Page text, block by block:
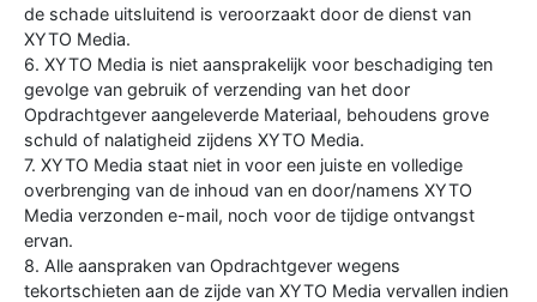
de schade uitsluitend is veroorzaakt door de dienst van
XYTO Media.
6. XYTO Media is niet aansprakelijk voor beschadiging ten
gevolge van gebruik of verzending van het door
Opdrachtgever aangeleverde Materiaal, behoudens grove
schuld of nalatigheid zijdens XYTO Media.
7. XYTO Media staat niet in voor een juiste en volledige
overbrenging van de inhoud van en door/namens XYTO
Media verzonden e-mail, noch voor de tijdige ontvangst
ervan.
8. Alle aanspraken van Opdrachtgever wegens
tekortschieten aan de zijde van XYTO Media vervallen indien